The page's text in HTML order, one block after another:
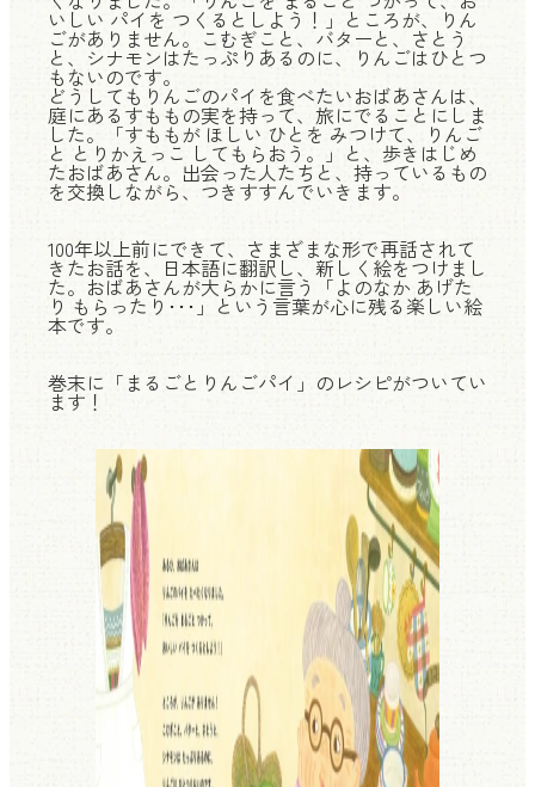
いしい パイを つくるとしよう！」ところが、りん
ごがありません。こむぎこと、バターと、さとう
と、シナモンはたっぷりあるのに、りんごはひとつ
もないのです。
どうしてもりんごのパイを食べたいおばあさんは、
庭にあるすももの実を持って、旅にでることにしま
した。「すももが ほしい ひとを みつけて、りんご
と とりかえっこ してもらおう。」と、歩きはじめ
たおばあさん。出会った人たちと、持っているもの
を交換しながら、つきすすんでいきます。
100年以上前にできて、さまざまな形で再話されて
きたお話を、日本語に翻訳し、新しく絵をつけまし
た。おばあさんが大らかに言う「よのなか あげた
り もらったり･･･」という言葉が心に残る楽しい絵
本です。
巻末に「まるごとりんごパイ」のレシピがついてい
ます！